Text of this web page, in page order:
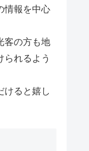
情報を中心
客の方も地
られるよう
けると嬉し